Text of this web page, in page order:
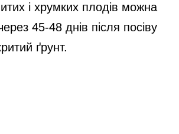
і хрумких плодів можна
45-48 днів після посіву
ґрунт.